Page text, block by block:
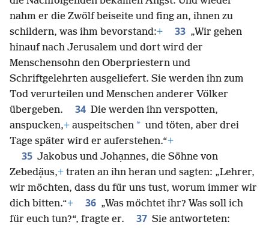
nahm er die Zwölf beiseite und fing an, ihnen zu
schildern, was ihm bevorstand:+ 33 „Wir gehen
hinauf nach Jerusalem und dort wird der
Menschensohn den Oberpriestern und
Schriftgelehrten ausgeliefert. Sie werden ihn zum
Tod verurteilen und Menschen anderer Völker
übergeben.
34 Die werden ihn verspotten,
anspucken,+ auspeitschen * und töten, aber drei
Tage später wird er auferstehen.“+
35 Jakobus und Johạnnes, die Söhne von
Zebedạ̈us,+ traten an ihn heran und sagten: „Lehrer,
wir möchten, dass du für uns tust, worum immer wir
dich bitten.“+ 36 „Was möchtet ihr? Was soll ich
für euch tun?“, fragte er.
37 Sie antworteten: